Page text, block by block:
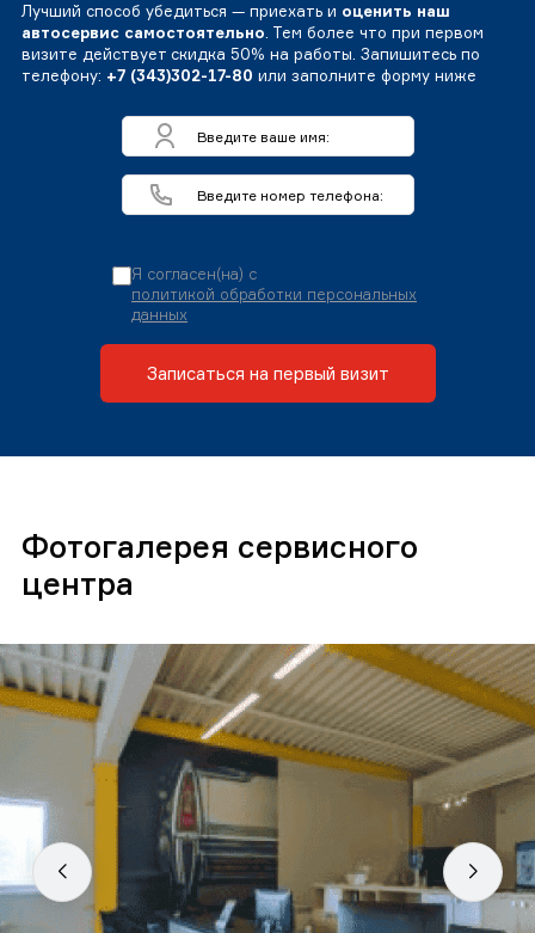
Лучший способ убедиться — приехать и оценить наш
автосервис самостоятельно. Тем более что при первом
визите действует скидка 50% на работы. Запишитесь по
телефону: +7 (343)302-17-80 или заполните форму ниже
Я согласен(на) с
политикой обработки персональных
данных
Записаться на первый визит
Фотогалерея сервисного
центра